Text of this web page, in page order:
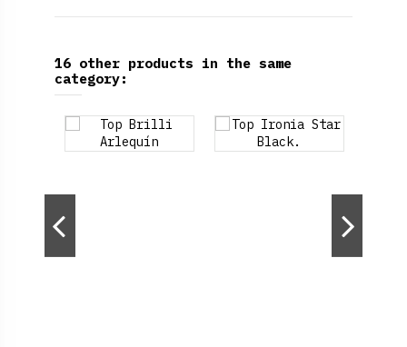
16 other products in the same
category: